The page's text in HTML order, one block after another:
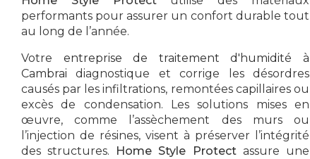
performants pour assurer un confort durable tout
au long de l’année.
Votre entreprise de traitement d'humidité à
Cambrai diagnostique et corrige les désordres
causés par les infiltrations, remontées capillaires ou
excès de condensation. Les solutions mises en
œuvre, comme l’assèchement des murs ou
l’injection de résines, visent à préserver l’intégrité
des structures. Home Style Protectassure une